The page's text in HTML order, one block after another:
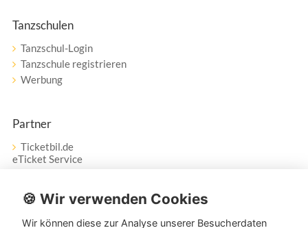
Tanzschulen
Tanzschul-Login
Tanzschule registrieren
Werbung
Partner
Ticketbil.de
eTicket Service
Vertrag widerrufen
🍪 Wir verwenden Cookies
Wir können diese zur Analyse unserer Besucherdaten